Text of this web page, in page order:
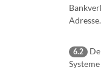
Adresse.
6.2